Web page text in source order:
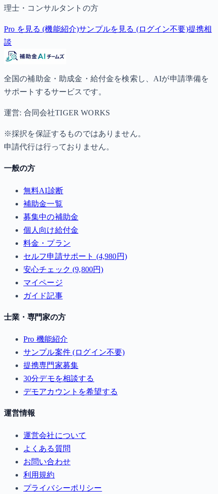
理士・コンサルタントの方
Pro を見る (機能紹介)サンプルを見る (ログイン不要)提携相
談
全国の補助金・助成金・給付金を検索し、AIが申請準備を
サポートするサービスです。
運営: 合同会社TIGER WORKS
※採択を保証するものではありません。
申請代行は行っておりません。
一般の方
無料AI診断
補助金一覧
募集中の補助金
個人向け給付金
料金・プラン
セルフ申請サポート (4,980円)
安心チェック (9,800円)
マイページ
ガイド記事
士業・専門家の方
Pro 機能紹介
サンプル案件 (ログイン不要)
提携専門家募集
30分デモを相談する
デモアカウントを希望する
運営情報
運営会社について
よくある質問
お問い合わせ
利用規約
プライバシーポリシー